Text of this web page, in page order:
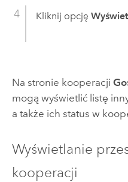
Kliknij opcję
Na stronie kooperacji
mogą wyświetlić listę
a także ich status w
Wyświetlanie
kooperacji